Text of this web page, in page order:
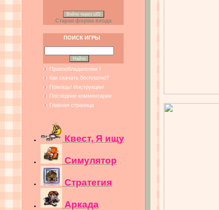
Войти через uID
Старая форма входа
ПОИСК ИГРЫ
Правообладателям !
Как скачать бесплатно?
Помощь! Инструкции!
Последние комментарии
Главная страница
Квест, Я ищу
Симулятор
Стратегия
Аркада